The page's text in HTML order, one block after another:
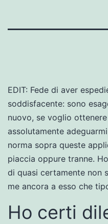
EDIT: Fede di aver
soddisfacente: sono
nuovo, se voglio
assolutamente
norma sopra queste
piaccia oppure tranne.
di quasi certamente non
me ancora a esso che
Ho certi